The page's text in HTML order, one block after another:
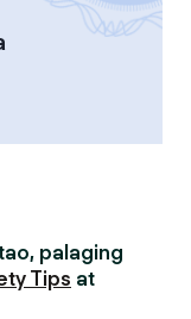
palaging
Tips at